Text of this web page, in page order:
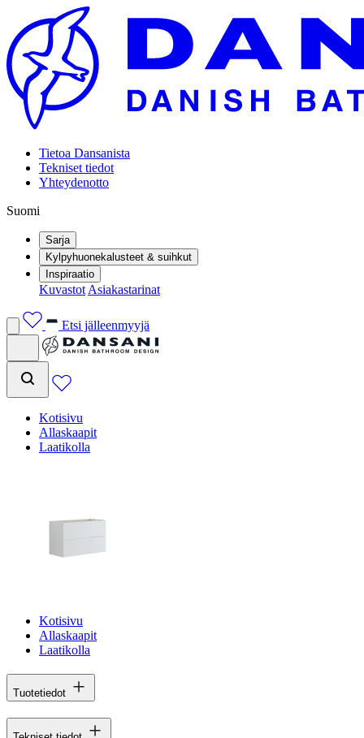
Tietoa Dansanista
Tekniset tiedot
Yhteydenotto
Suomi
Sarja
Kylpyhuonekalusteet & suihkut
Inspiraatio
Kuvastot Asiakastarinat
Etsi jälleenmyyjä
Kotisivu
Allaskaapit
Laatikolla
Kotisivu
Allaskaapit
Laatikolla
Tuotetiedot